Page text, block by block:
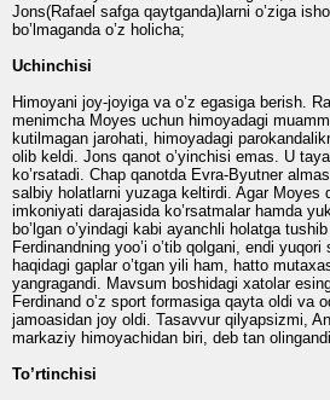
Jons(Rafael safga qaytganda)larni o’ziga
bo’lmaganda o’z holicha;
Uchinchisi
Himoyani joy-joyiga va o’z egasiga berish.
menimcha Moyes uchun himoyadagi
kutilmagan jarohati, himoyadagi
olib keldi. Jons qanot o’yinchisi emas. U
ko’rsatadi. Chap qanotda Evra-Byutner
salbiy holatlarni yuzaga keltirdi. Agar Moyes
imkoniyati darajasida ko’rsatmalar hamda
bo’lgan o’yindagi kabi ayanchli holatga
Ferdinandning yoo’i o’tib qolgani, endi
haqidagi gaplar o’tgan yili ham, hatto
yangragandi. Mavsum boshidagi xatolar
Ferdinand o’z sport formasiga qayta oldi va
jamoasidan joy oldi. Tasavvur qilyapsizmi,
markaziy himoyachidan biri, deb tan
To’rtinchisi